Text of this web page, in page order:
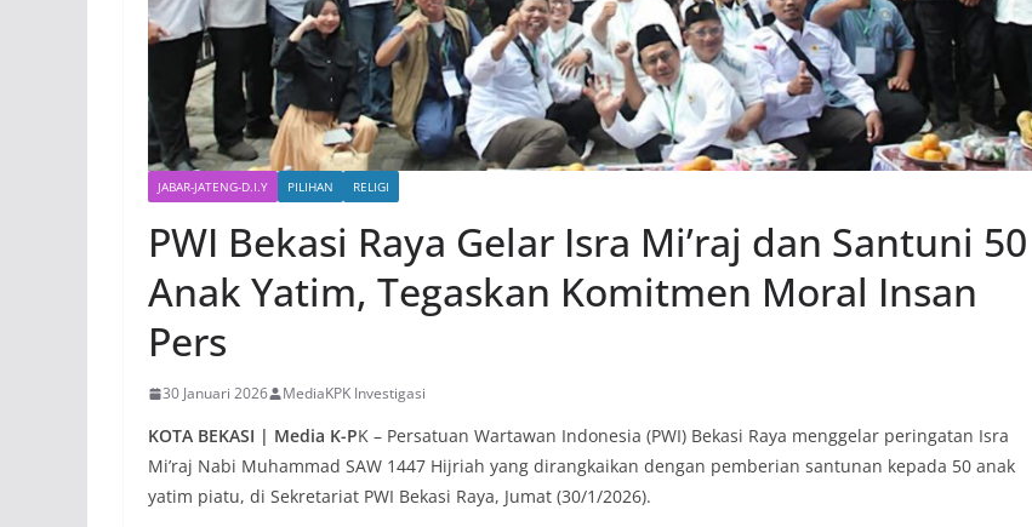
JABAR-JATENG-D.I.Y PILIHAN RELIGI
PWI Bekasi Raya Gelar Isra Mi’raj dan Santuni 50
Anak Yatim, Tegaskan Komitmen Moral Insan
Pers
30 Januari 2026 MediaKPK Investigasi
KOTA BEKASI | Media K-PK – Persatuan Wartawan Indonesia (PWI) Bekasi Raya menggelar peringatan Isra
Mi’raj Nabi Muhammad SAW 1447 Hijriah yang dirangkaikan dengan pemberian santunan kepada 50 anak
yatim piatu, di Sekretariat PWI Bekasi Raya, Jumat (30/1/2026).